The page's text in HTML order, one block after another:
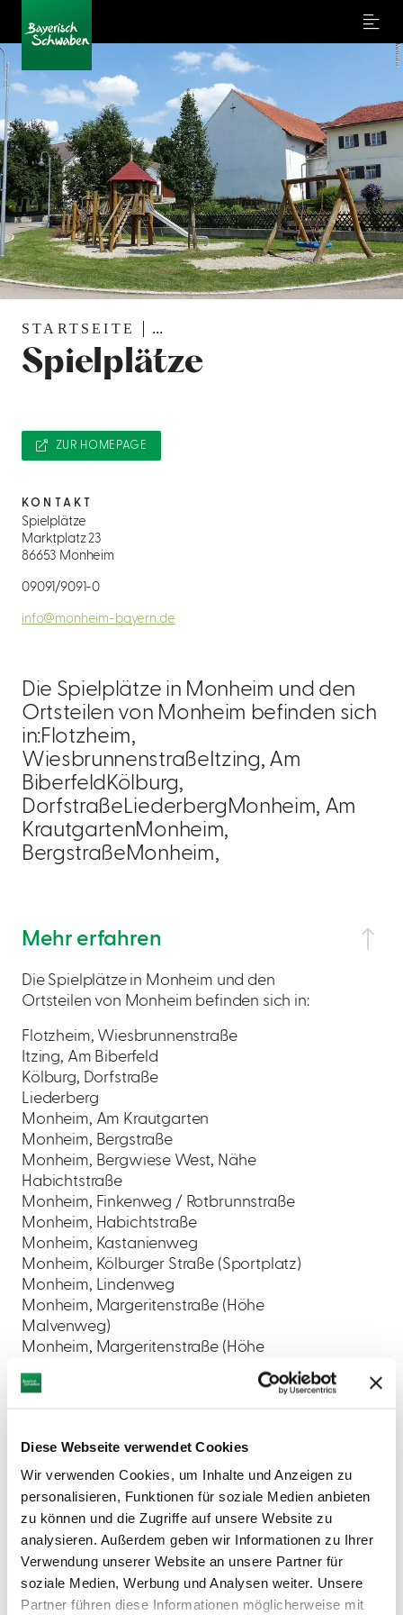
Diese Webseite verwendet Cookies
Wir verwenden Cookies, um Inhalte und Anzeigen zu
personalisieren, Funktionen für soziale Medien anbieten
zu können und die Zugriffe auf unsere Website zu
analysieren. Außerdem geben wir Informationen zu Ihrer
Verwendung unserer Website an unsere Partner für
soziale Medien, Werbung und Analysen weiter. Unsere
Partner führen diese Informationen möglicherweise mit
Menu
STARTSEITE ...
Spielplätze
Die Spielplätze in Monheim und den
Ortsteilen von Monheim befinden sich
in:Flotzheim,
WiesbrunnenstraßeItzing, Am
BiberfeldKölburg,
DorfstraßeLiederbergMonheim, Am
KrautgartenMonheim,
BergstraßeMonheim,
Mehr erfahren
Die Spielplätze in Monheim und den
Ortsteilen von Monheim befinden sich in:
Flotzheim, Wiesbrunnenstraße
Itzing, Am Biberfeld
Kölburg, Dorfstraße
Liederberg
Monheim, Am Krautgarten
Monheim, Bergstraße
Monheim, Bergwiese West, Nähe
Habichtstraße
Monheim, Finkenweg / Rotbrunnstraße
Monheim, Habichtstraße
Monheim, Kastanienweg
Monheim, Kölburger Straße (Sportplatz)
Monheim, Lindenweg
Monheim, Margeritenstraße (Höhe
Malvenweg)
Monheim, Margeritenstraße (Höhe
Monheim, Zieglerstraße
Rothenberg
Warching, Obere Dorfstraße
Weilheim, Kreuzgasse
Wittesheim, Am Sattlerbuck
Der Spielbetrieb ist bis
Sonnenuntergang gestattet.
Die Spielgeräte sind für Kinder bis 14
ZUR HOMEPAGE
KONTAKT
Spielplätze
Marktplatz 23
86653 Monheim
09091/9091-0
info@monheim-bayern.de